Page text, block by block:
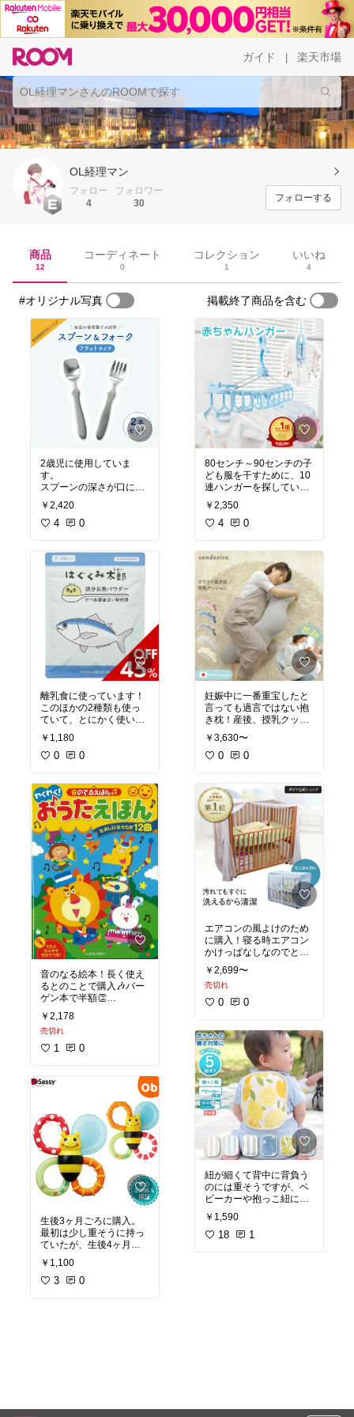
ガイド 楽天市場
OL経理マン
フォロー
4
フォロワー
30
フォローする
商品
12
コーディネート
0
コレクション
1
いいね
4
#オリジナル写真 掲載終了商品を含む
2歳児に使用していま
す。
スプーンの深さが口に丁
度良いのか、以前使用し
ていたEDISONの1.5歳～
使えるスプーンより食べ
うにも感じましたが、す
ぐ慣れて麺類はフォーク
を使って食べているので
問題ないのかなと思いま
￥2,420
4 0
離乳食に使っています！
このほかの2種類も使っ
ていて、とにかく使い勝
手がよかったのでこちら
も購入しました◎子供は
嫌がらずに食べてくれま
￥1,180
0 0
音のなる絵本！長く使え
るとのことで購入🎶バー
#絵本
育児
￥2,178
売切れ
1 0
生後3ヶ月ごろに購入。
最初は少し重そうに持っ
ていたが、生後4ヶ月ご
ろから片手でスッと持ち
上げられるようになっ
た！色もカラフルなので
￥1,100
3 0
80センチ～90センチの子
ども服を干すために、10
連ハンガーを探してい
て、購入しました！
収納もコンパクト、耐久
性も問題なく長く使用で
く買っておけばよかった
な…と思いました。
￥2,350
4 0
妊娠中に一番重宝したと
言っても過言ではない抱
き枕！産後、授乳クッシ
ョンには使いづらかっ
た。懐妊祝いでいただい
準備
￥3,630〜
0 0
エアコンの風よけのため
に購入！寝る時エアコン
かけっぱなしなのでとて
#ベビーベッド
ン風よけ
￥2,699〜
売切れ
0 0
紐が細くて背中に背負う
のには重そうですが、ベ
ビーカーや抱っこ紐に挟
むのには十分！生地が良
いのでちょうど良い温度
で背中に挟めます◎
￥1,590
18 1